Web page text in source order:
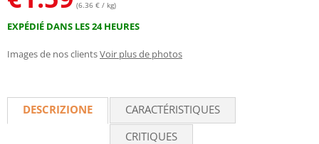
(6.36 € / kg)
EXPÉDIÉ DANS LES 24 HEURES
Images de nos clientsVoir plus de photos
DESCRIZIONE
CARACTÉRISTIQUES
CRITIQUES